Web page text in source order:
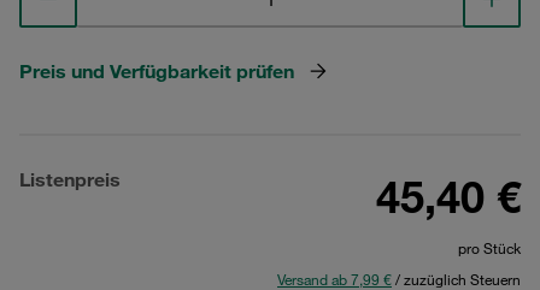
Preis und Verfügbarkeit prüfen
Listenpreis 45,40 €
pro Stück
Versand ab 7,99 €/ zuzüglich Steuern